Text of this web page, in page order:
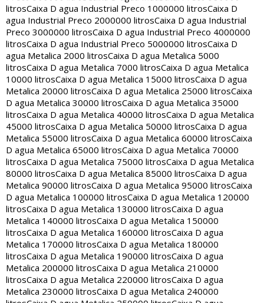
litrosCaixa D agua Industrial Preco 1000000 litrosCaixa D
agua Industrial Preco 2000000 litrosCaixa D agua Industrial
Preco 3000000 litrosCaixa D agua Industrial Preco 4000000
litrosCaixa D agua Industrial Preco 5000000 litrosCaixa D
agua Metalica 2000 litrosCaixa D agua Metalica 5000
litrosCaixa D agua Metalica 7000 litrosCaixa D agua Metalica
10000 litrosCaixa D agua Metalica 15000 litrosCaixa D agua
Metalica 20000 litrosCaixa D agua Metalica 25000 litrosCaixa
D agua Metalica 30000 litrosCaixa D agua Metalica 35000
litrosCaixa D agua Metalica 40000 litrosCaixa D agua Metalica
45000 litrosCaixa D agua Metalica 50000 litrosCaixa D agua
Metalica 55000 litrosCaixa D agua Metalica 60000 litrosCaixa
D agua Metalica 65000 litrosCaixa D agua Metalica 70000
litrosCaixa D agua Metalica 75000 litrosCaixa D agua Metalica
80000 litrosCaixa D agua Metalica 85000 litrosCaixa D agua
Metalica 90000 litrosCaixa D agua Metalica 95000 litrosCaixa
D agua Metalica 100000 litrosCaixa D agua Metalica 120000
litrosCaixa D agua Metalica 130000 litrosCaixa D agua
Metalica 140000 litrosCaixa D agua Metalica 150000
litrosCaixa D agua Metalica 160000 litrosCaixa D agua
Metalica 170000 litrosCaixa D agua Metalica 180000
litrosCaixa D agua Metalica 190000 litrosCaixa D agua
Metalica 200000 litrosCaixa D agua Metalica 210000
litrosCaixa D agua Metalica 220000 litrosCaixa D agua
Metalica 230000 litrosCaixa D agua Metalica 240000